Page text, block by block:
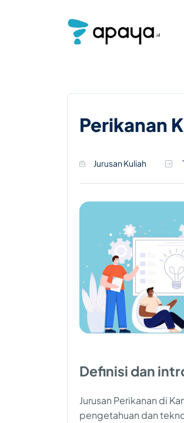
Perikanan
Jurusan Kuliah
Definisi dan
Jurusan Perikanan di
pengetahuan dan